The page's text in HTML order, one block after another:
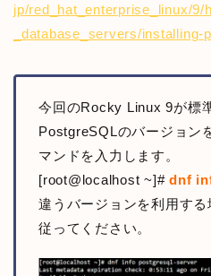
jp/red_hat_enterprise_linux/9/
_database_servers/
今回のRocky Linux 9が標
PostgreSQLのバージョン
マンドを入力します。
[root@localhost ~]#dnf
違うバージョンを利用す
従ってください。